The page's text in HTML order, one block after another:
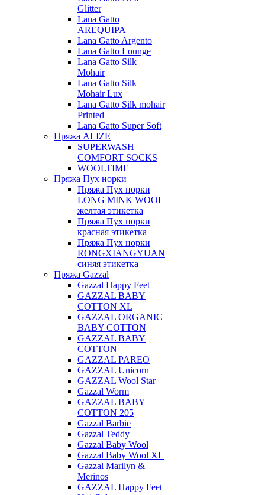
Glitter
Lana Gatto
AREQUIPA
Lana Gatto Argento
Lana Gatto Lounge
Lana Gatto Silk
Mohair
Lana Gatto Silk
Mohair Lux
Lana Gatto Silk mohair
Printed
Lana Gatto Super Soft
Пряжа ALIZE
SUPERWASH
COMFORT SOCKS
WOOLTIME
Пряжа Пух норки
Пряжа Пух норки
LONG MINK WOOL
желтая этикетка
Пряжа Пух норки
красная этикетка
Пряжа Пух норки
RONGXIANGYUAN
синяя этикетка
Пряжа Gazzal
Gazzal Happy Feet
GAZZAL BABY
COTTON XL
GAZZAL ORGANIC
BABY COTTON
GAZZAL BABY
COTTON
GAZZAL PAREO
GAZZAL Unicorn
GAZZAL Wool Star
Gazzal Worm
GAZZAL BABY
COTTON 205
Gazzal Barbie
Gazzal Teddy
Gazzal Baby Wool
Gazzal Baby Wool XL
Gazzal Marilyn &
Merinos
GAZZAL Happy Feet